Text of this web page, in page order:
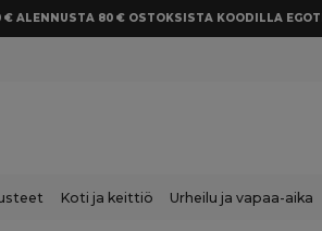
ALENNUSTA 80 € OSTOKSISTA KOODILLA
Koti ja keittiö Urheilu ja vapaa-aika